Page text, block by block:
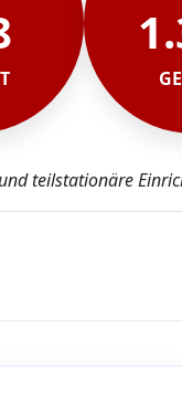
teilstationäre